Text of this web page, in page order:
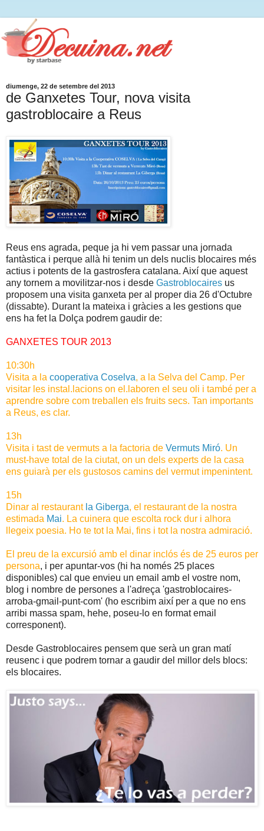
diumenge, 22 de setembre del 2013
de Ganxetes Tour, nova visita
gastroblocaire a Reus
Reus ens agrada, peque ja hi vem passar una jornada
fantàstica i perque allà hi tenim un dels nuclis blocaires més
actius i potents de la gastrosfera catalana. Així que aquest
any tornem a movilitzar-nos i desde Gastroblocaires us
proposem una visita ganxeta per al proper dia 26 d'Octubre
(dissabte). Durant la mateixa i gràcies a les gestions que
ens ha fet la Dolça podrem gaudir de:
GANXETES TOUR 2013
10:30h
Visita a la cooperativa Coselva, a la Selva del Camp. Per
visitar les instal.lacions on el.laboren el seu oli i també per a
aprendre sobre com treballen els fruits secs. Tan importants
a Reus, es clar.
13h
Visita i tast de vermuts a la factoria de Vermuts Miró. Un
must-have total de la ciutat, on un dels experts de la casa
ens guiarà per els gustosos camins del vermut impenintent.
15h
Dinar al restaurant la Giberga, el restaurant de la nostra
estimada Mai. La cuinera que escolta rock dur i alhora
llegeix poesia. Ho te tot la Mai, fins i tot la nostra admiració.
El preu de la excursió amb el dinar inclós és de 25 euros per
persona, i per apuntar-vos (hi ha només 25 places
disponibles) cal que envieu un email amb el vostre nom,
blog i nombre de persones a l'adreça 'gastroblocaires-
arroba-gmail-punt-com' (ho escribim així per a que no ens
arribi massa spam, hehe, poseu-lo en format email
corresponent).
Desde Gastroblocaires pensem que serà un gran matí
reusenc i que podrem tornar a gaudir del millor dels blocs:
els blocaires.